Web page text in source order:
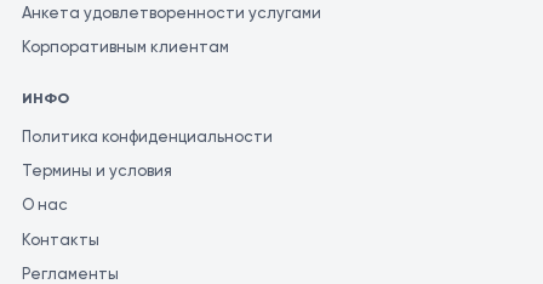
Анкета удовлетворенности услугами
Корпоративным клиентам
ИНФО
Политика конфиденциальности
Термины и условия
О нас
Контакты
Регламенты